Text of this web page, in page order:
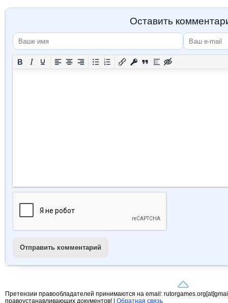
Оставить
Отправить комментарий
Претензии правообладателей принимаются на email:
правоустанавливающих документов! |
Обратная связь